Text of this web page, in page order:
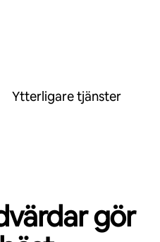
Ytterligare tjänster
gör